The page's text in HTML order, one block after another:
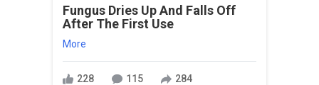
Fungus Dries Up And Falls Off
After The First Use
More
228 115 284